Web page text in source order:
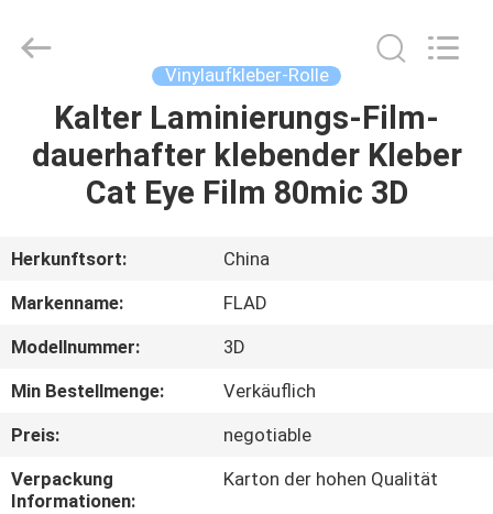
HAUSE
ÜBER
UNS
WERKSBESICHTIGUNG
QUALITÄTSKONTROLLE
Material
Co.,Ltd.
Vinylaufkleber-Rolle
Kalter Laminierungs-Film-
dauerhafter klebender Kleber
Cat Eye Film 80mic 3D
Herkunftsort:
China
Markenname:
FLAD
Modellnummer:
3D
Min Bestellmenge:
Verkäuflich
Preis:
negotiable
Verpackung
Informationen:
Karton der hohen Qualität